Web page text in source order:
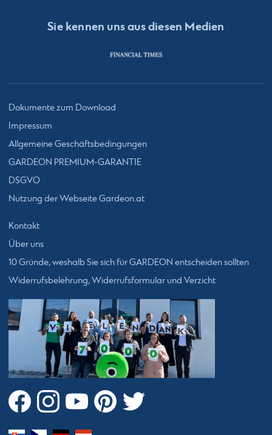
Sie kennen uns aus diesen Medien
Dokumente zum Download
Impressum
Allgemeine Geschäftsbedingungen
GARDEON PREMIUM-GARANTIE
DSGVO
Nutzung der Webseite Gardeon.at
Kontakt
Über uns
10 Gründe, weshalb Sie sich für GARDEON entscheiden sollten
Widerrufsbelehrung, Widerrufsformular und Verzicht